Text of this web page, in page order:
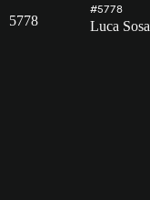
5778
#5778
Luca Sosa